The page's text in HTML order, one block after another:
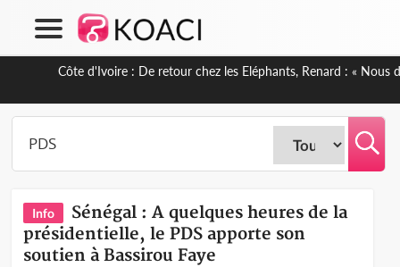
Côte d'Ivoire : 66e anniversaire de l'Indépendance, les
Info
Sénégal : A quelques heures de la
présidentielle, le PDS apporte son
soutien à Bassirou Faye